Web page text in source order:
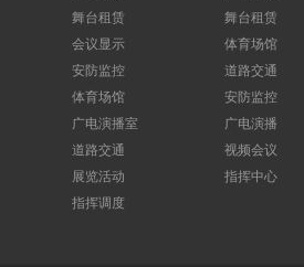
舞台租赁
会议显示
安防监控
体育场馆
广电演播室
道路交通
展览活动
指挥调度
舞台租赁
体育场馆
道路交通
安防监控
广电演播
视频会议
指挥中心